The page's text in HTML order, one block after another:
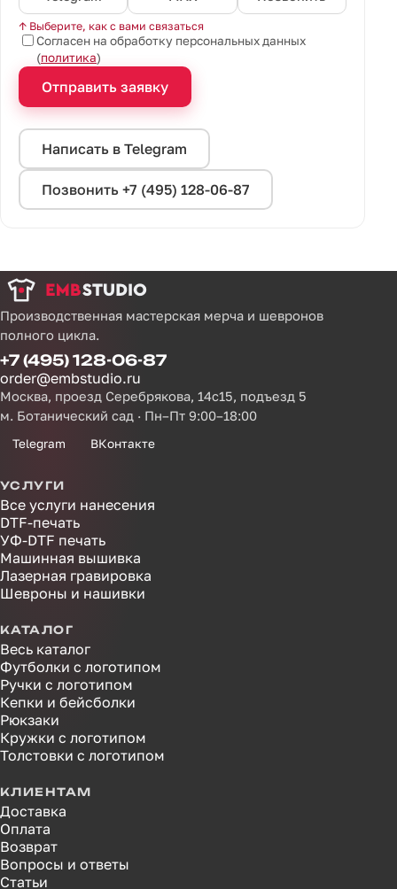
↑ Выберите, как с вами связаться
Согласен на обработку персональных данных
(политика)
Отправить заявку
Написать в Telegram
Позвонить +7 (495) 128-06-87
Производственная мастерская мерча и шевронов
полного цикла.
+7 (495) 128-06-87
order@embstudio.ru
Москва, проезд Серебрякова, 14с15, подъезд 5
м. Ботанический сад · Пн–Пт 9:00–18:00
Telegram ВКонтакте
УСЛУГИ
Все услуги нанесения
DTF-печать
УФ-DTF печать
Машинная вышивка
Лазерная гравировка
Шевроны и нашивки
КАТАЛОГ
Весь каталог
Футболки с логотипом
Ручки с логотипом
Кепки и бейсболки
Рюкзаки
Кружки с логотипом
Толстовки с логотипом
КЛИЕНТАМ
Доставка
Оплата
Возврат
Вопросы и ответы
Статьи